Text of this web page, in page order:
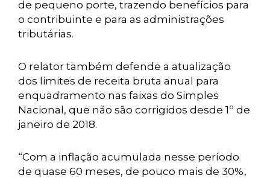
de pequeno porte, trazendo benefícios para
o contribuinte e para as administrações
tributárias.
O relator também defende a atualização
dos limites de receita bruta anual para
enquadramento nas faixas do Simples
Nacional, que não são corrigidos desde 1º de
janeiro de 2018.
“Com a inflação acumulada nesse período
de quase 60 meses, de pouco mais de 30%,